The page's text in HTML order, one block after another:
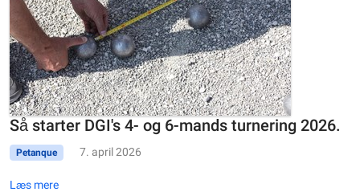
Så starter DGI's 4- og 6-mands turnering 2026.
Petanque 7. april 2026
Læs mere